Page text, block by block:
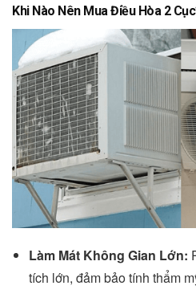
Khi Nào Nên Mua Điều Hòa 2
Làm Mát Không Gian Lớn:
tích lớn, đảm bảo tính thẩm